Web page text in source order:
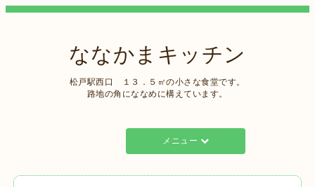
ななかまキッチン
松戸駅西口 １３．５㎡の小さな食堂です。
路地の角にななめに構えています。
メニュー